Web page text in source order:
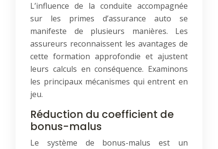
L’influence de la conduite accompagnée
sur les primes d’assurance auto se
manifeste de plusieurs manières. Les
assureurs reconnaissent les avantages de
cette formation approfondie et ajustent
leurs calculs en conséquence. Examinons
les principaux mécanismes qui entrent en
jeu.
Réduction du coefficient de
bonus-malus
Le système de bonus-malus est un